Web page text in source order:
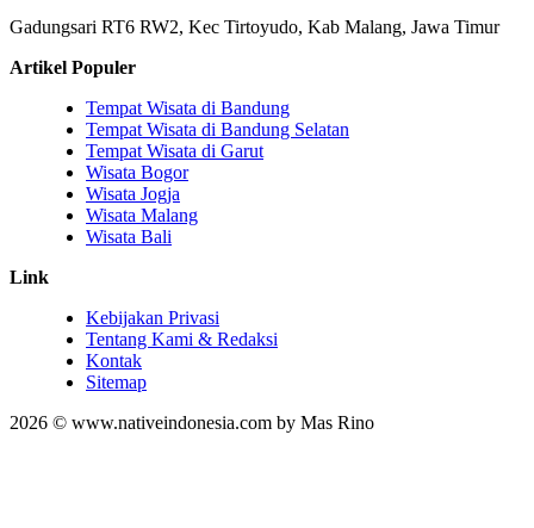
Gadungsari RT6 RW2, Kec Tirtoyudo, Kab Malang, Jawa Timur
Artikel Populer
Tempat Wisata di Bandung
Tempat Wisata di Bandung Selatan
Tempat Wisata di Garut
Wisata Bogor
Wisata Jogja
Wisata Malang
Wisata Bali
Link
Kebijakan Privasi
Tentang Kami & Redaksi
Kontak
Sitemap
2026 © www.nativeindonesia.com by Mas Rino